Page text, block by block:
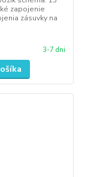
zapojenie
zásuvky na
3-7 dni